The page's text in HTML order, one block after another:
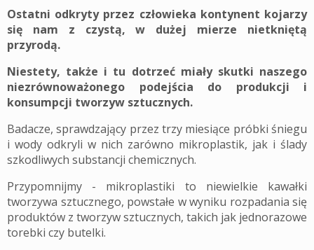
Ostatni odkryty przez człowieka kontynent kojarzy
się nam z czystą, w dużej mierze nietkniętą
przyrodą.
Niestety, także i tu dotrzeć miały skutki naszego
niezrównoważonego podejścia do produkcji i
konsumpcji tworzyw sztucznych.
Badacze, sprawdzający przez trzy miesiące próbki śniegu
i wody odkryli w nich zarówno mikroplastik, jak i ślady
szkodliwych substancji chemicznych.
Przypomnijmy - mikroplastiki to niewielkie kawałki
tworzywa sztucznego, powstałe w wyniku rozpadania się
produktów z tworzyw sztucznych, takich jak jednorazowe
torebki czy butelki.